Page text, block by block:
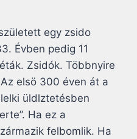
egy zsido
Évben pedig 11
Zsidók. Többnyire
elsö 300 éven át a
üldlztetésben
Ha ez a
felbomlik. Ha